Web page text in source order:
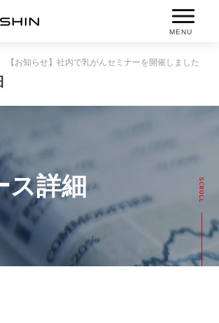
MENU
【お知らせ】社内で乳がんセミナーを開催しました
ス詳細